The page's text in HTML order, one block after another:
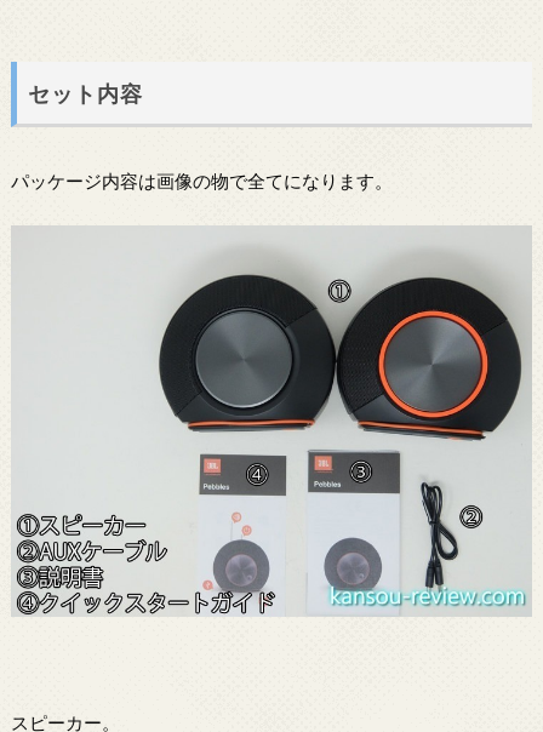
セット内容
パッケージ内容は画像の物で全てになります。
スピーカー。